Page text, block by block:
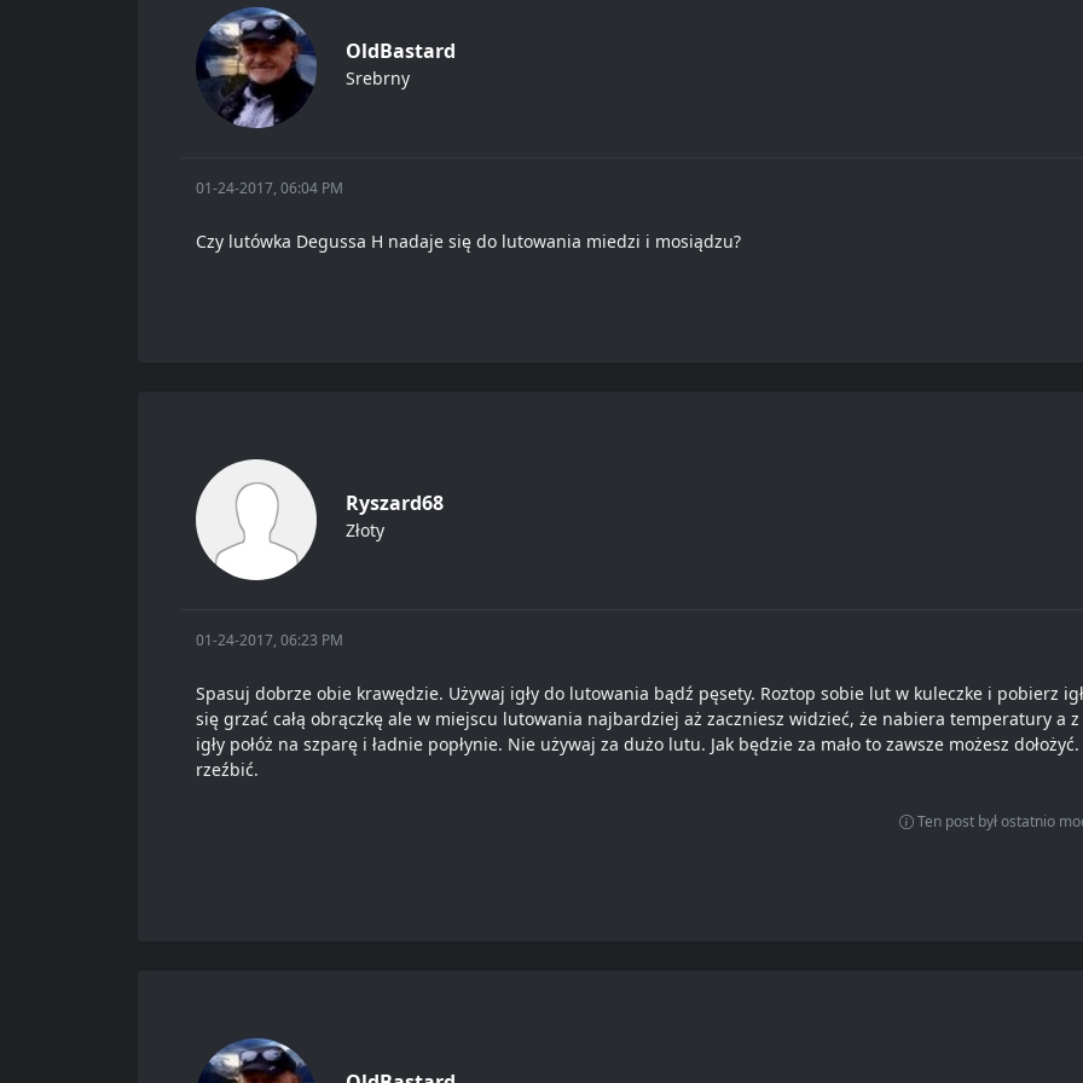
OldBastard
Srebrny
01-24-2017, 06:04 PM
Czy lutówka Degussa H nadaje się do lutowania miedzi i mosiądzu?
Ryszard68
Złoty
01-24-2017, 06:23 PM
Spasuj dobrze obie krawędzie. Używaj igły do lutowania bądź pęsety. Roztop sobie lut w kuleczke i pobierz
się grzać całą obrączkę ale w miejscu lutowania najbardziej aż zaczniesz widzieć, że nabiera temperatury a
igły połóż na szparę i ładnie popłynie. Nie używaj za dużo lutu. Jak będzie za mało to zawsze możesz
rzeźbić.
Ten post był ostatnio